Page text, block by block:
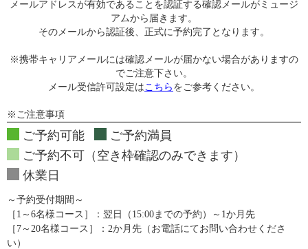
注意事項
メールアドレスが有効であることを認証する確認メールがミュージ
アムから届きます。
そのメールから認証後、正式に予約完了となります。
※携帯キャリアメールには確認メールが届かない場合がありますの
でご注意下さい。
メール受信許可設定はこちら をご参考ください。
※ご注意事項
ご予約可能
ご予約満員
ご予約不可（空き枠確認のみできます）
休業日
～予約受付期間～
［1～6名様コース］：翌日（15:00までの予約）～1か月先
［7～20名様コース］：2か月先（お電話にてお問い合わせくださ
い）